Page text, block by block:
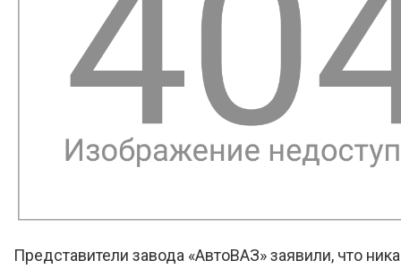
Представители завода «АвтоВАЗ» заявили, что